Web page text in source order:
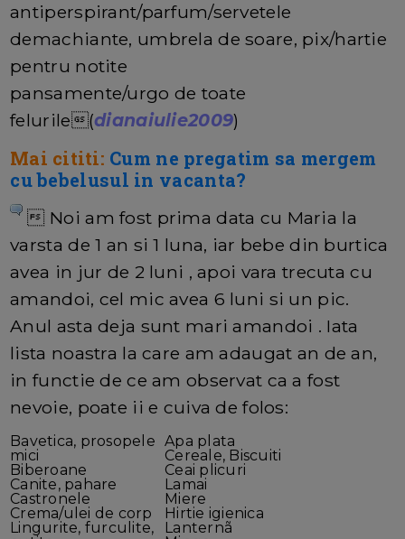
antiperspirant/parfum/servetele
demachiante, umbrela de soare, pix/hartie
pentru notite
pansamente/urgo de toate
felurile(dianaiulie2009)
Mai cititi: Cum ne pregatim sa mergem
cu bebelusul in vacanta?
Noi am fost prima data cu Maria la
varsta de 1 an si 1 luna, iar bebe din burtica
avea in jur de 2 luni , apoi vara trecuta cu
amandoi, cel mic avea 6 luni si un pic.
Anul asta deja sunt mari amandoi . Iata
lista noastra la care am adaugat an de an,
in functie de ce am observat ca a fost
nevoie, poate ii e cuiva de folos:
Bavetica, prosopele
mici
Biberoane
Canite, pahare
Castronele
Crema/ulei de corp
Lingurite, furculite,
Apa plata
Cereale, Biscuiti
Ceai plicuri
Lamai
Miere
Hirtie igienica
Lanternã